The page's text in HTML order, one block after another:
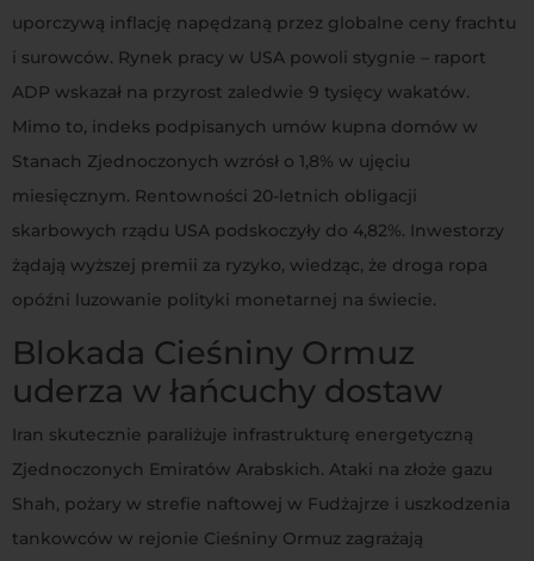
uporczywą inflację napędzaną przez globalne ceny frachtu
i surowców. Rynek pracy w USA powoli stygnie – raport
ADP wskazał na przyrost zaledwie 9 tysięcy wakatów.
Mimo to, indeks podpisanych umów kupna domów w
Stanach Zjednoczonych wzrósł o 1,8% w ujęciu
miesięcznym. Rentowności 20-letnich obligacji
skarbowych rządu USA podskoczyły do 4,82%. Inwestorzy
żądają wyższej premii za ryzyko, wiedząc, że droga ropa
opóźni luzowanie polityki monetarnej na świecie.
Blokada Cieśniny Ormuz
uderza w łańcuchy dostaw
Iran skutecznie paraliżuje infrastrukturę energetyczną
Zjednoczonych Emiratów Arabskich. Ataki na złoże gazu
Shah, pożary w strefie naftowej w Fudżajrze i uszkodzenia
tankowców w rejonie Cieśniny Ormuz zagrażają